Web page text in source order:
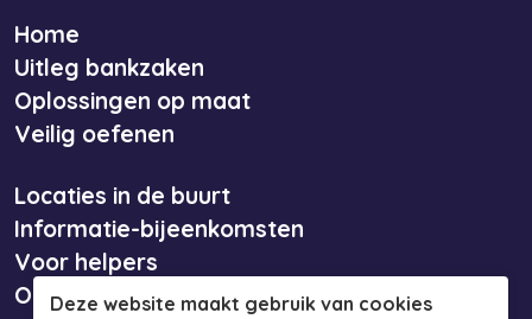
Home
Uitleg bankzaken
Oplossingen op maat
Veilig oefenen
Locaties in de buurt
Informatie-bijeenkomsten
Voor helpers
Over ons
Deze website maakt gebruik van cookies